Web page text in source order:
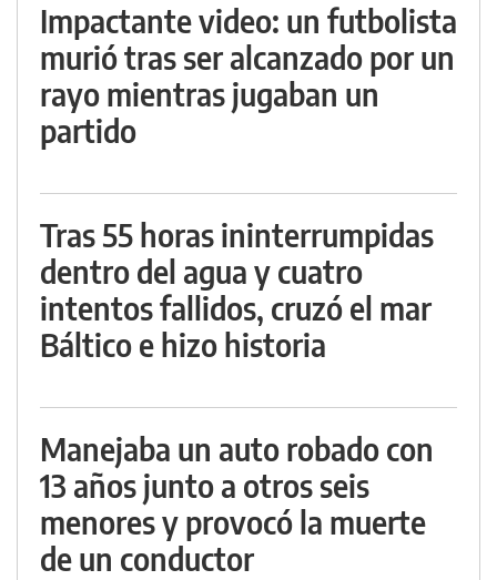
Impactante video: un futbolista
murió tras ser alcanzado por un
rayo mientras jugaban un
partido
Tras 55 horas ininterrumpidas
dentro del agua y cuatro
intentos fallidos, cruzó el mar
Báltico e hizo historia
Manejaba un auto robado con
13 años junto a otros seis
menores y provocó la muerte
de un conductor